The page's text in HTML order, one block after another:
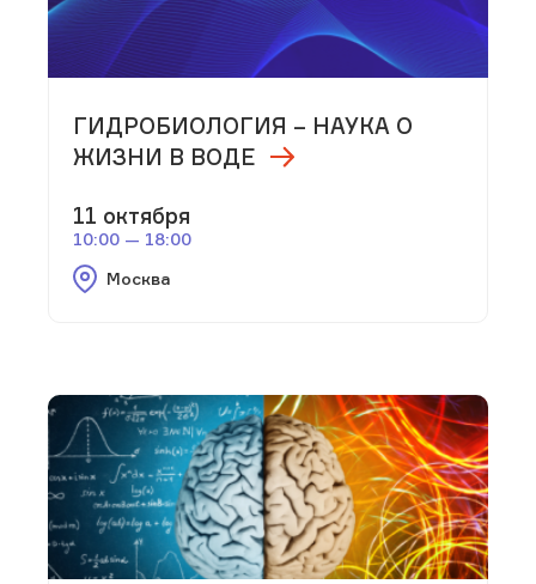
ГИДРОБИОЛОГИЯ – НАУКА О
ЖИЗНИ В ВОДЕ
11 октября
10:00 — 18:00
Москва